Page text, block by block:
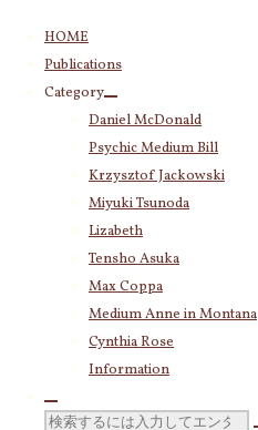
HOME
Publications
Category
Daniel McDonald
Psychic Medium Bill
Krzysztof Jackowski
Miyuki Tsunoda
Lizabeth
Tensho Asuka
Max Coppa
Medium Anne in Montana
Cynthia Rose
Information
検
Category
Daniel McDonald(243)
Psychic Medium Bill
(11)
Katherine
Krzysztof Jackowski
Miyuki Tsunoda
Lizabeth(255)
Tensho Asuka(3,028)
Amanda Coppa(210)
Max Coppa(403)
Medium Anne in Montana